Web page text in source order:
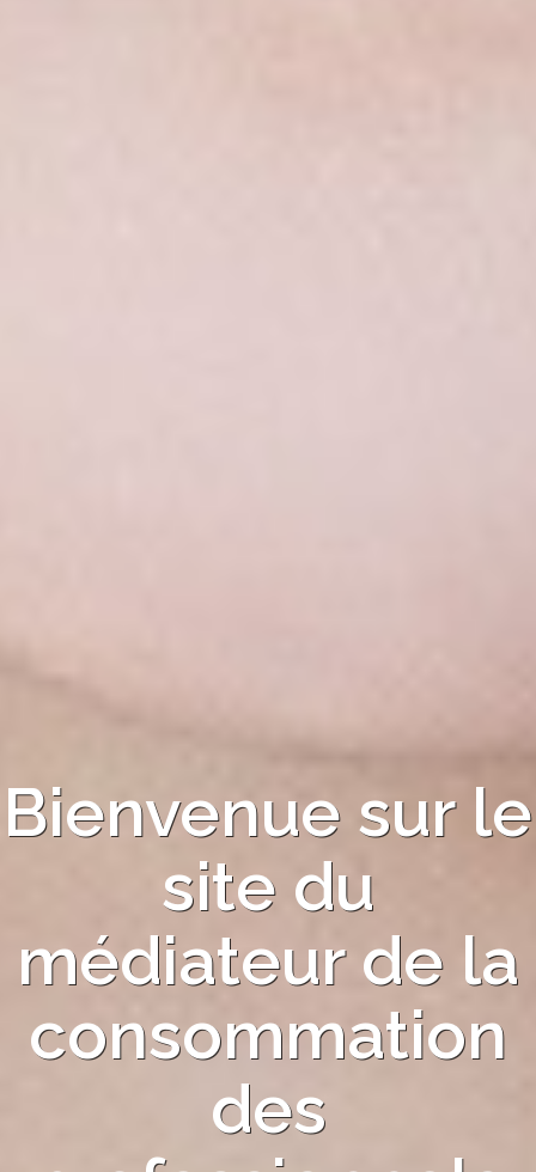
Bienvenue sur le
site du
médiateur de la
consommation
des